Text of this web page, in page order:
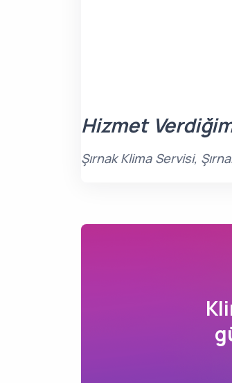
Hizmet
Şırnak Klima Servisi,